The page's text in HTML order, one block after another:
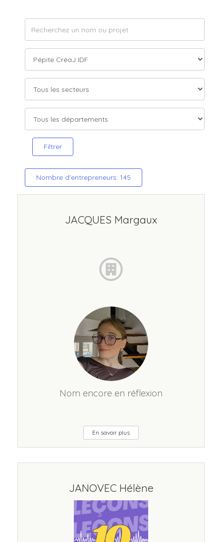
Nombre d'entrepreneurs: 145
JACQUES Margaux
Nom encore en réflexion
En savoir plus
JANOVEC Hélène